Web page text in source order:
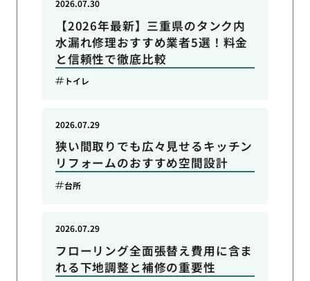
【2026年最新】三重県のタンク内
水漏れ修理おすすめ業者5選！料金
と信頼性で徹底比較
2026.07.30
トイレ
狭い間取りでも広々見せるキッチン
リフォームのおすすめ空間設計
2026.07.29
台所
フローリング全面張替え費用に含ま
れる下地調整と補修の重要性
2026.07.29